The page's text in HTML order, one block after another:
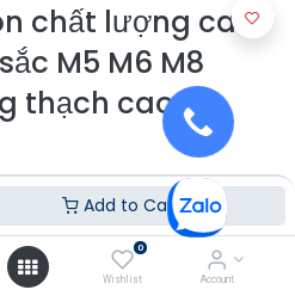
Add to Cart
0
Wishlist Account
chất lượng cao
M5 M6 M8
thạch cao